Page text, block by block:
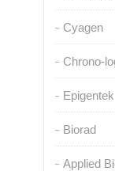
Cyagen
Chrono-
Epigentek
Biorad
Applied